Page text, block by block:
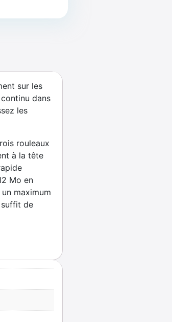
sur les
dans
les
rouleaux
à la tête
Mo en
maximum
suffit de